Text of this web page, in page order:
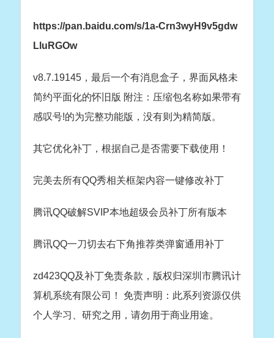
https://pan.baidu.com/s/1a-Crn3wyH9v5gdw
LluRGOw
v8.7.19145，最后一个有消息盒子，界面风格未
简约平面化的怀旧版 附注：压缩包名称如果带有
感叹号!的为完整功能版，没有则为精简版。
其它优化补丁，根据自己是否需要下载使用！
完美去所有QQ秀相关框架内容一键修改补丁
腾讯QQ破解SVIP本地超级会员补丁所有版本
腾讯QQ一刀切去右下角推荐类弹窗通用补丁
zd423QQ及补丁免责条款 ，版权归深圳市腾讯计
算机系统有限公司！
免责声明：此系列资源仅供
个人学习、研究之用，请勿用于商业用途。